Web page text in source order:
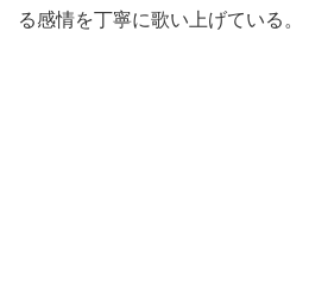
る感情を丁寧に歌い上げている。